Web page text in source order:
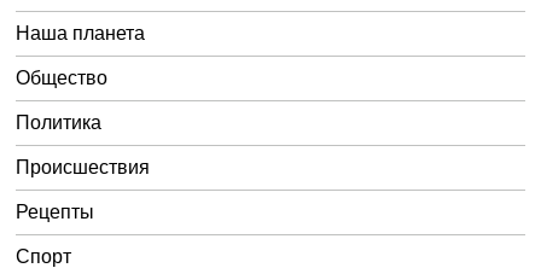
Наша планета
Общество
Политика
Происшествия
Рецепты
Спорт